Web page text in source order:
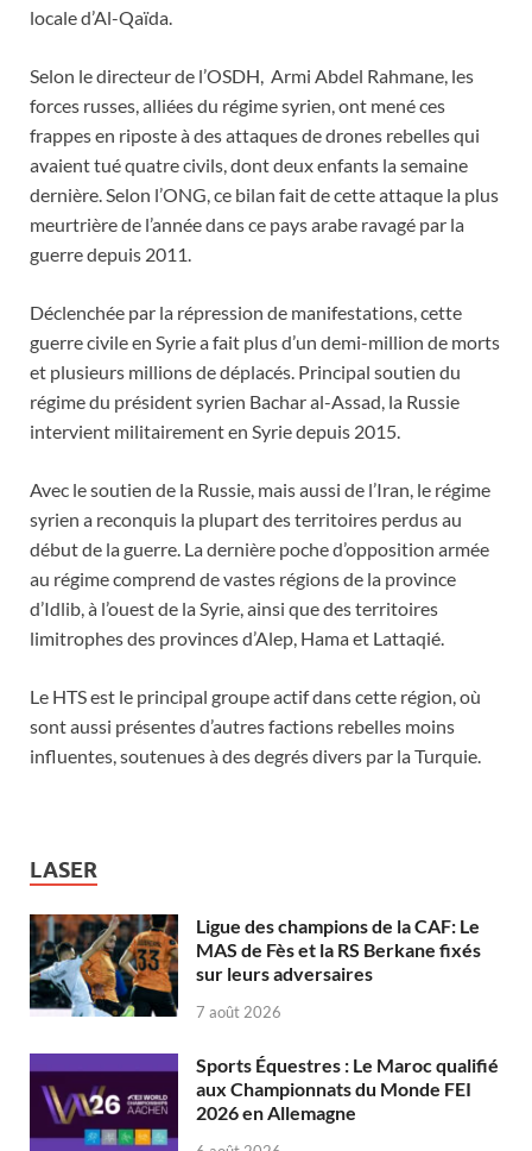
locale d’Al-Qaïda.
Selon le directeur de l’OSDH, Armi Abdel Rahmane, les
forces russes, alliées du régime syrien, ont mené ces
frappes en riposte à des attaques de drones rebelles qui
avaient tué quatre civils, dont deux enfants la semaine
dernière. Selon l’ONG, ce bilan fait de cette attaque la plus
meurtrière de l’année dans ce pays arabe ravagé par la
guerre depuis 2011.
Déclenchée par la répression de manifestations, cette
guerre civile en Syrie a fait plus d’un demi-million de morts
et plusieurs millions de déplacés. Principal soutien du
régime du président syrien Bachar al-Assad, la Russie
intervient militairement en Syrie depuis 2015.
Avec le soutien de la Russie, mais aussi de l’Iran, le régime
syrien a reconquis la plupart des territoires perdus au
début de la guerre. La dernière poche d’opposition armée
au régime comprend de vastes régions de la province
d’Idlib, à l’ouest de la Syrie, ainsi que des territoires
limitrophes des provinces d’Alep, Hama et Lattaqié.
Le HTS est le principal groupe actif dans cette région, où
sont aussi présentes d’autres factions rebelles moins
influentes, soutenues à des degrés divers par la Turquie.
LASER
Ligue des champions de la CAF: Le
MAS de Fès et la RS Berkane fixés
sur leurs adversaires
7 août 2026
Sports Équestres : Le Maroc qualifié
aux Championnats du Monde FEI
2026 en Allemagne